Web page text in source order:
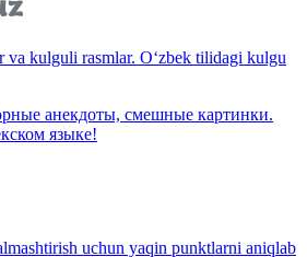
va kulguli rasmlar. O‘zbek tilidagi kulgu
анекдоты, смешные картинки.
языке!
uchun yaqin punktlarni aniqlab